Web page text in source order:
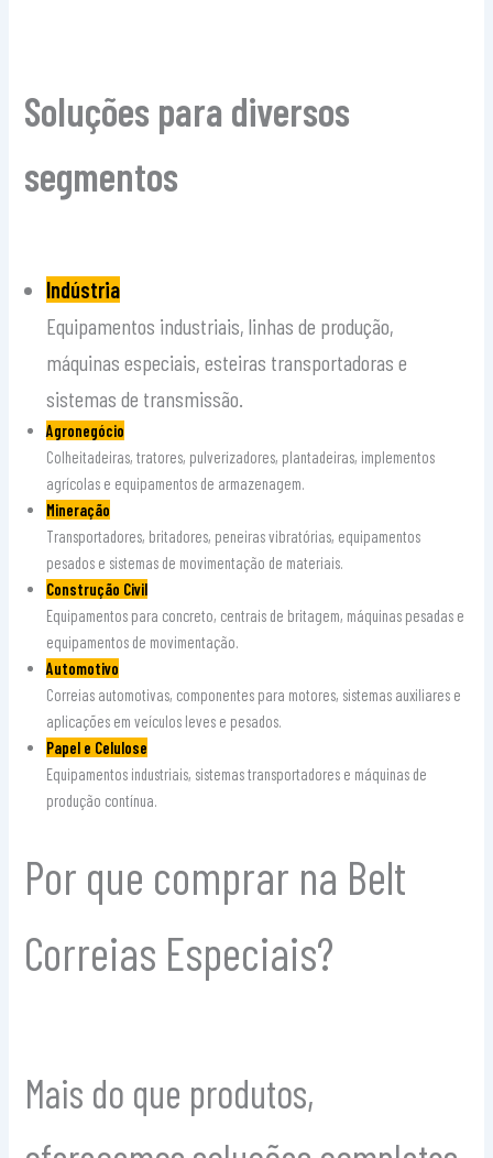
Soluções para diversos
segmentos
Indústria
Equipamentos industriais, linhas de produção,
máquinas especiais, esteiras transportadoras e
sistemas de transmissão.
Agronegócio
Colheitadeiras, tratores, pulverizadores, plantadeiras, implementos
agrícolas e equipamentos de armazenagem.
Mineração
Transportadores, britadores, peneiras vibratórias, equipamentos
pesados e sistemas de movimentação de materiais.
Construção Civil
Equipamentos para concreto, centrais de britagem, máquinas pesadas e
equipamentos de movimentação.
Automotivo
Correias automotivas, componentes para motores, sistemas auxiliares e
aplicações em veículos leves e pesados.
Papel e Celulose
Equipamentos industriais, sistemas transportadores e máquinas de
produção contínua.
Por que comprar na Belt
Correias Especiais?
Mais do que produtos,